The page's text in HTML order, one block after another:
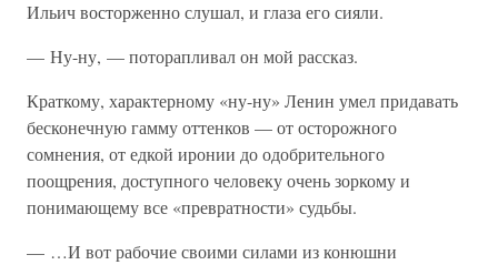
Ильич восторженно слушал, и глаза его сияли.
— Ну-ну, — поторапливал он мой рассказ.
Краткому, характерному «ну-ну» Ленин умел придавать
бесконечную гамму оттенков — от осторожного
сомнения, от едкой иронии до одобрительного
поощрения, доступного человеку очень зоркому и
понимающему все «превратности» судьбы.
— …И вот рабочие своими силами из конюшни